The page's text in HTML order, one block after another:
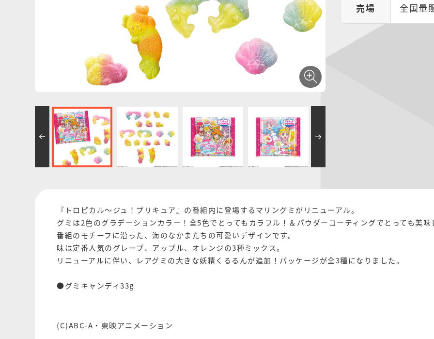
売場 全国量
『トロピカル～ジュ！プリキュア』の番組内に登場するマリングミがリニューアル。
グミは2色のグラデーションカラー！全5色でとってもカラフル！＆パウダーコーティングでとっても美味
番組のモチーフに沿った、海のなかまたちの可愛いデザインです。
味は定番人気のグレープ、アップル、オレンジの3種ミックス。
リニューアルに伴い、レアグミの大きな妖精くるるんが追加！パッケージが全3種になりました。
●グミキャンディ33g
(C)ABC-A・東映アニメーション